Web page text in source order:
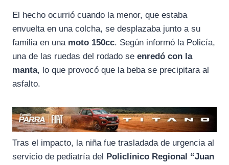
El hecho ocurrió cuando la menor, que estaba
envuelta en una colcha, se desplazaba junto a su
familia en una moto 150cc. Según informó la Policía,
una de las ruedas del rodado se enredó con la
manta, lo que provocó que la beba se precipitara al
asfalto.
Tras el impacto, la niña fue trasladada de urgencia al
servicio de pediatría del Policlínico Regional “Juan